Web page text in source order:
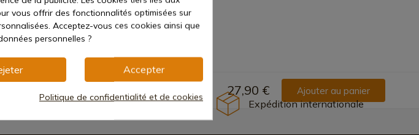
27,90 € Ajouter au panier
de paiement sécurisées Expédition internationale
vous offrir des fonctionnalités optimisées sur
Acceptez-vous ces cookies ainsi que
personnelles ?
Accepter
Politique de confidentialité et de cookies